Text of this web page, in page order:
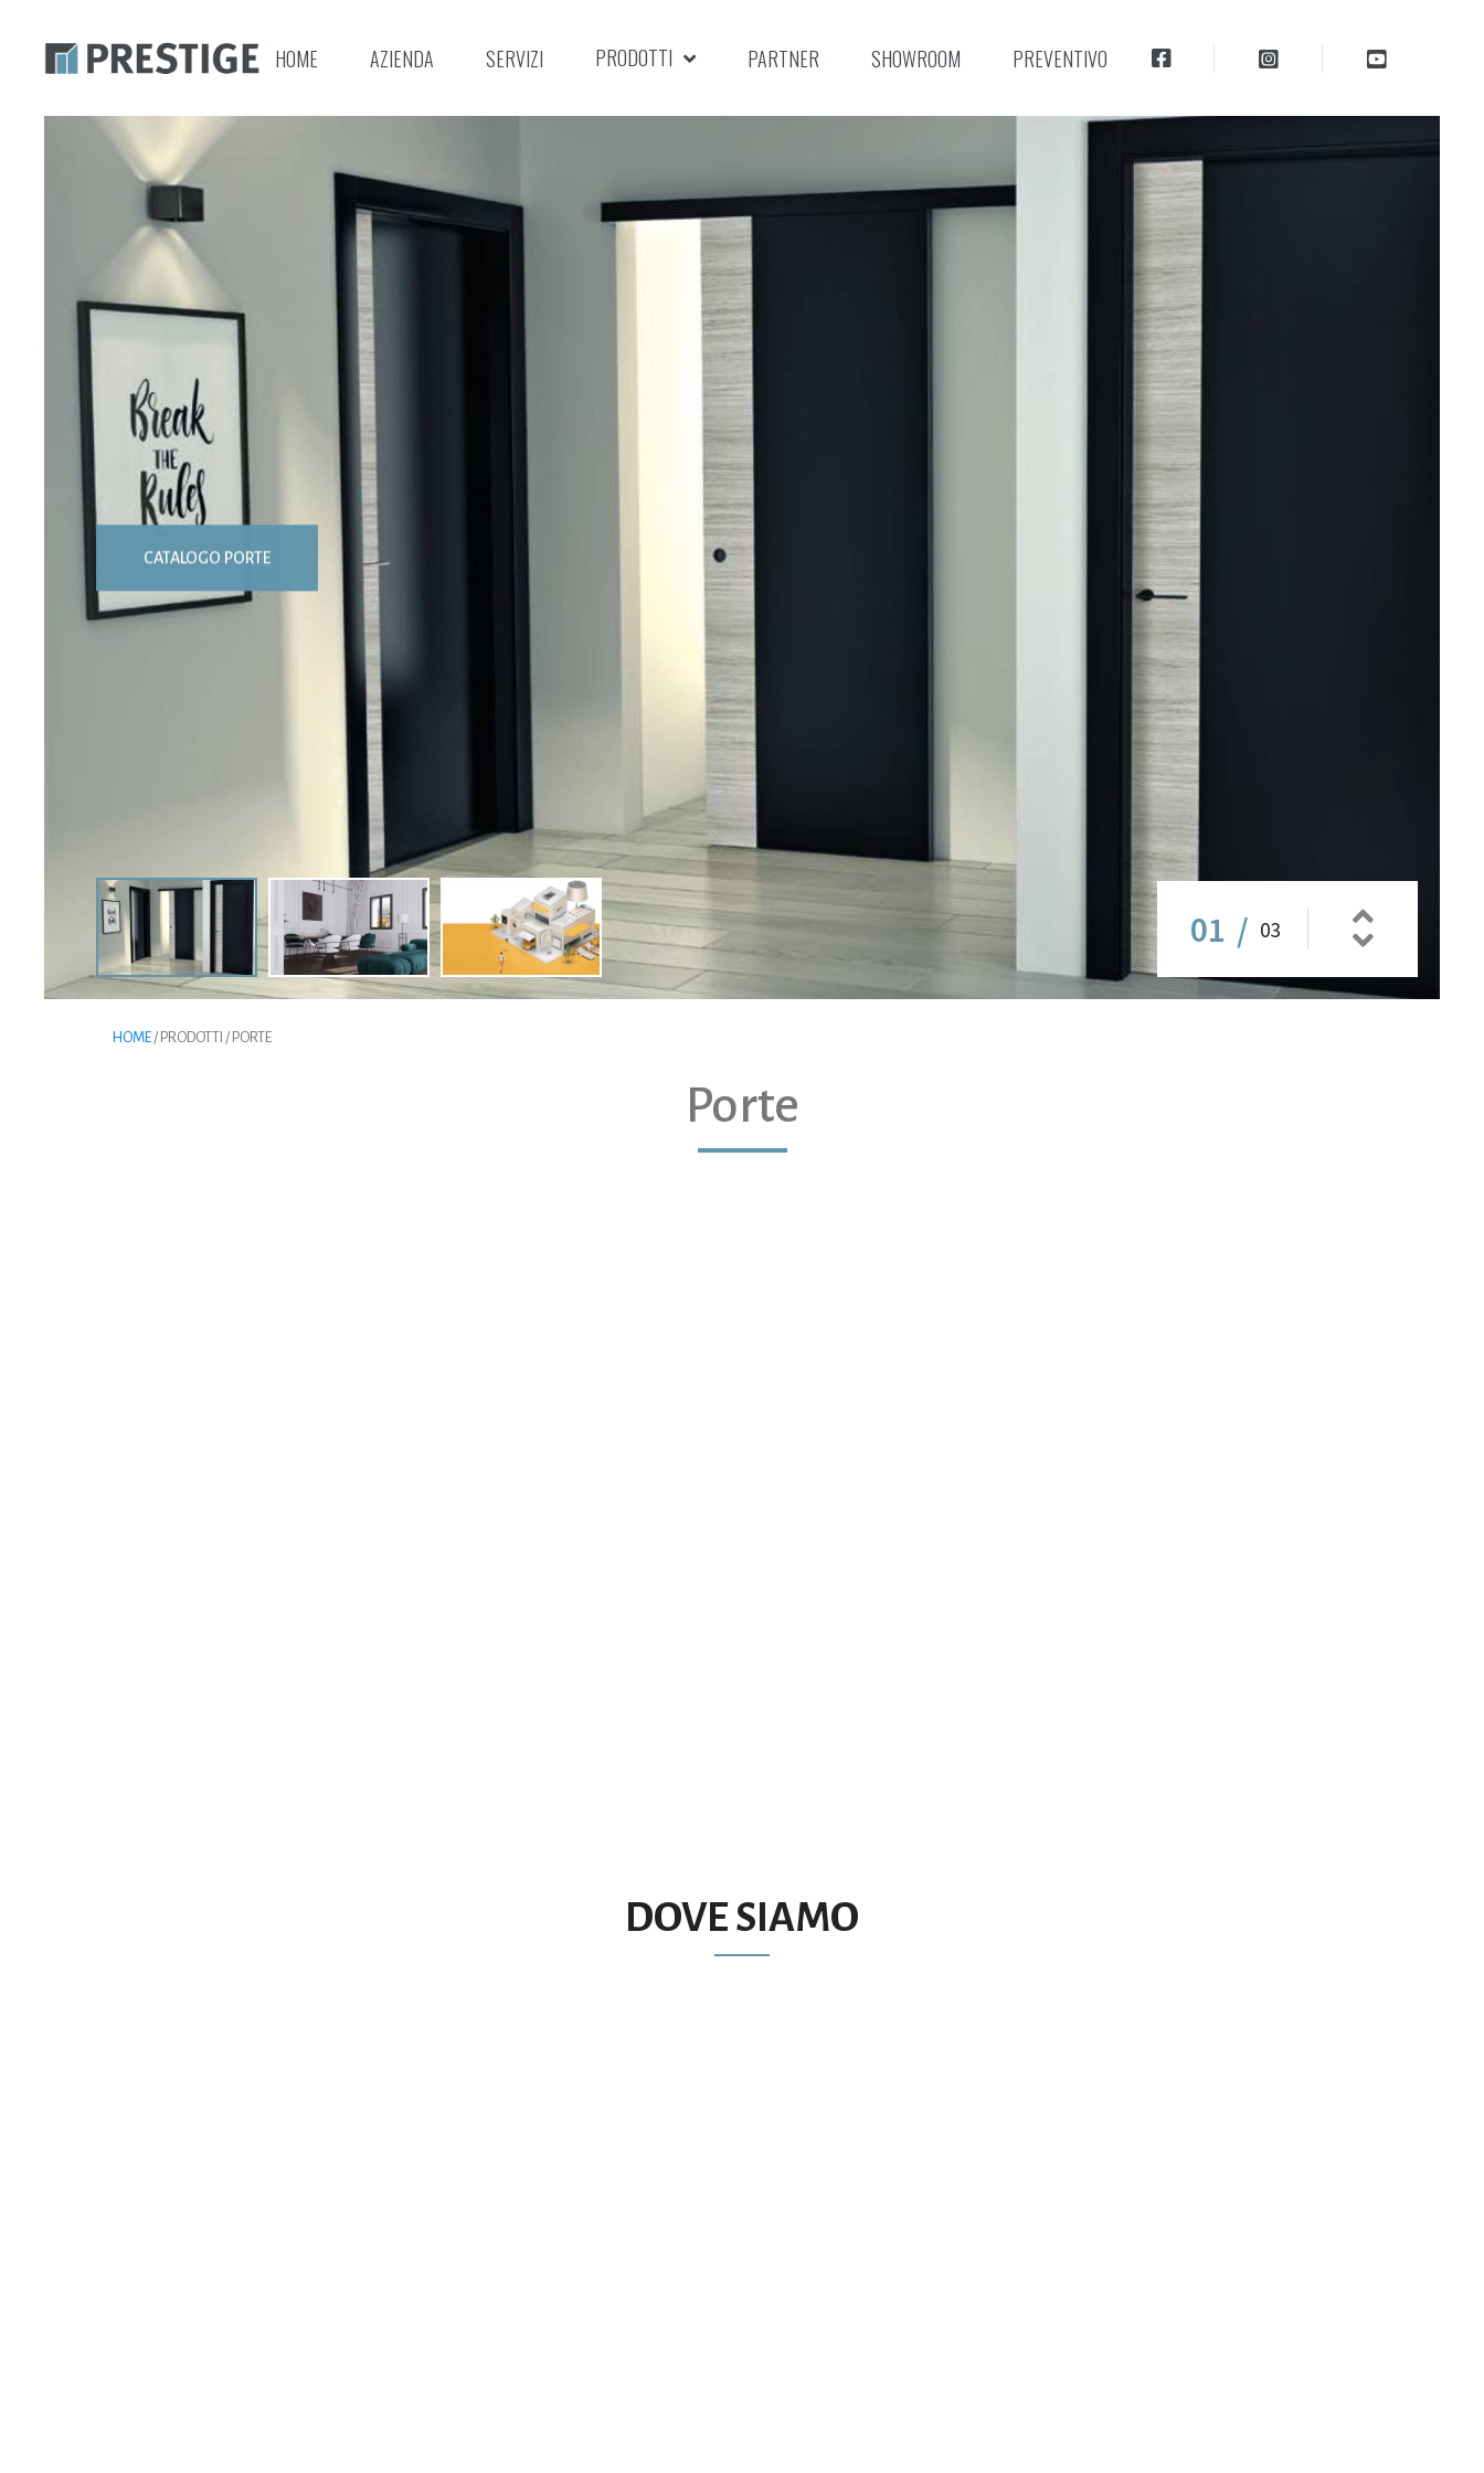
HOME AZIENDA SERVIZI PRODOTTI PARTNER SHOWROOM PREVENTIVO
CATALOGO PORTE
01 / 03
HOME / PRODOTTI / PORTE
Porte
DOVE SIAMO